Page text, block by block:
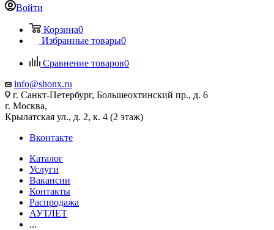
Войти
Корзина0
Избранные товары0
Сравнение товаров0
info@shonx.ru
г. Санкт-Петербург, Большеохтинский пр., д. 6
г. Москва,
Крылатская ул., д. 2, к. 4 (2 этаж)
Вконтакте
Каталог
Услуги
Вакансии
Контакты
Распродажа
АУТЛЕТ
...